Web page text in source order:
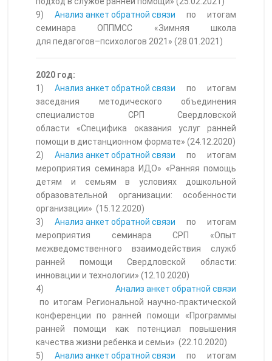
9) Анализ анкет обратной связи по итогам
семинара ОППМСС «Зимняя школа
для педагогов–психологов 2021» (28.01.2021)
2020 год:
1) Анализ анкет обратной связи по итогам
заседания методического объединения
специалистов СРП Свердловской
области «Специфика оказания услуг ранней
помощи в дистанционном формате» (24.12.2020)
2) Анализ анкет обратной связи по итогам
мероприятия семинара ИДО» «Ранняя помощь
детям и семьям в условиях дошкольной
образовательной организации: особенности
организации» (15.12.2020)
3) Анализ анкет обратной связи по итогам
мероприятия семинара СРП «Опыт
межведомственного взаимодействия служб
ранней помощи Свердловской области:
инновации и технологии» (12.10.2020)
4) Анализ анкет обратной связи
по итогам Региональной научно-практической
конференции по ранней помощи «Программы
ранней помощи как потенциал повышения
качества жизни ребенка и семьи» (22.10.2020)
5) Анализ анкет обратной связи по итогам